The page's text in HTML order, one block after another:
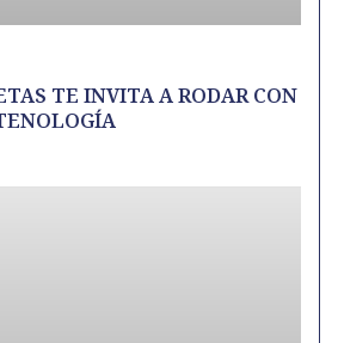
TE INVITA A RODAR CON